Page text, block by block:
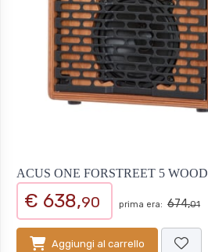
ACUS ONE FORSTREET 5 WOOD
€ 638,90 prima era: 674,01
Aggiungi al carrello